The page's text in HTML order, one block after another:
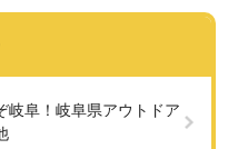
岐阜！岐阜県アウトドア